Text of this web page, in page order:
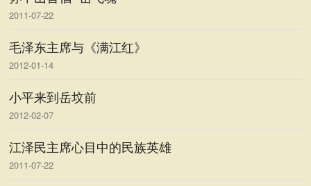
2011-07-22
毛泽东主席与《满江红》
2012-01-14
小平来到岳坟前
2012-02-07
江泽民主席心目中的民族英雄
2011-07-22